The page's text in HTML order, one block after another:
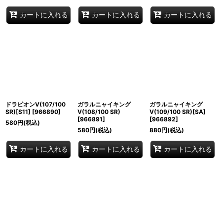
カートに入れる カートに入れる カートに入れる
ドラピオンV(107/100
SR)[S11] [966890]
580円(税込)
カートに入れる
ガラルニャイキング
V(108/100 SR)
[966891]
580円(税込)
カートに入れる
ガラルニャイキング
V(109/100 SR)[SA]
[966892]
880円(税込)
カートに入れる